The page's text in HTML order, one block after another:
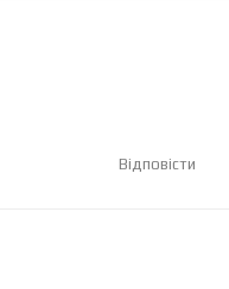
Відповісти